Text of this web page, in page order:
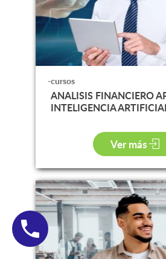
-cursos
ANALISIS FINANCIERO
INTELIGENCIA
Ver más